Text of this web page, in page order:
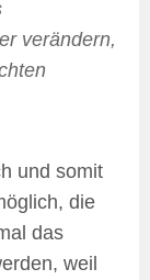
verändern,
und somit
die
das
weil